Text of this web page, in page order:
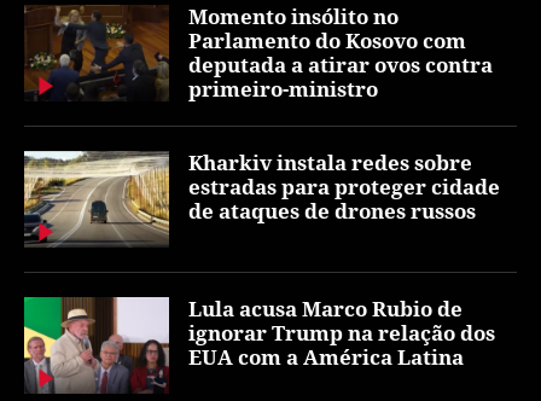
Momento insólito no
Parlamento do Kosovo com
deputada a atirar ovos contra
primeiro-ministro
Kharkiv instala redes sobre
estradas para proteger cidade
de ataques de drones russos
Lula acusa Marco Rubio de
ignorar Trump na relação dos
EUA com a América Latina